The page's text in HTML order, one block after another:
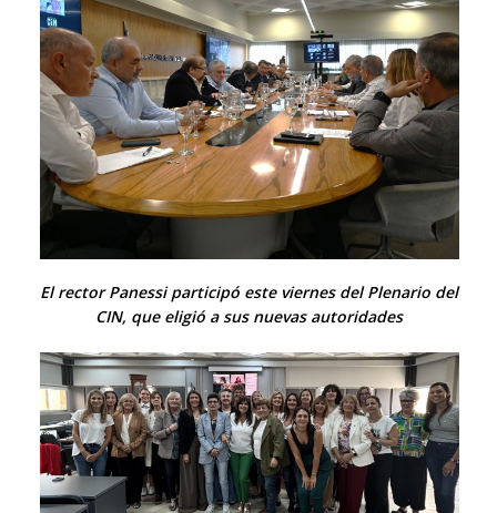
El rector Panessi participó este viernes del Plenario del
CIN, que eligió a sus nuevas autoridades